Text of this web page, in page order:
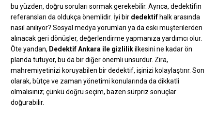
bu yüzden, doğru soruları sormak gerekebilir. Ayrıca, dedektifin
referansları da oldukça önemlidir. İyi bir dedektif halk arasında
nasıl anılıyor? Sosyal medya yorumları ya da eski müşterilerden
alınacak geri dönüşler, değerlendirme yapmanıza yardımcı olur.
Öte yandan, Dedektif Ankara ile gizlilikilkesini ne kadar ön
planda tutuyor, bu da bir diğer önemli unsurdur. Zira,
mahremiyetinizi koruyabilen bir dedektif, işinizi kolaylaştırır. Son
olarak, bütçe ve zaman yönetimi konularında da dikkatli
olmalısınız; çünkü doğru seçim, bazen sürpriz sonuçlar
doğurabilir.